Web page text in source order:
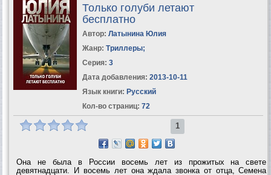
Только голуби летают
бесплатно
Автор: Латынина Юлия
Жанр: Триллеры;
Серия: 3
Дата добавления: 2013-10-11
Язык книги: Русский
Кол-во страниц: 72
1
Она не была в России восемь лет из прожитых на свете
девятнадцати. И восемь лет она ждала звонка от отца, Семена